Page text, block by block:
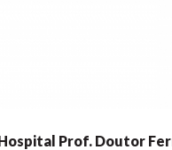
Prof. Doutor